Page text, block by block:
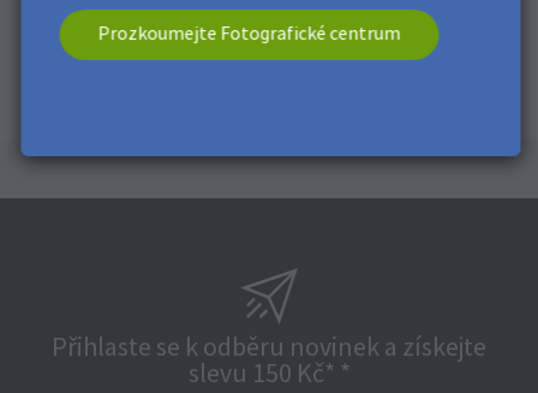
Prozkoumejte Fotografické centrum
Přihlaste se k odběru novinek a získejte
slevu 150 Kč* *